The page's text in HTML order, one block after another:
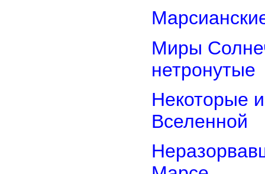
Миры
нетронутые
Некоторые
Вселенной